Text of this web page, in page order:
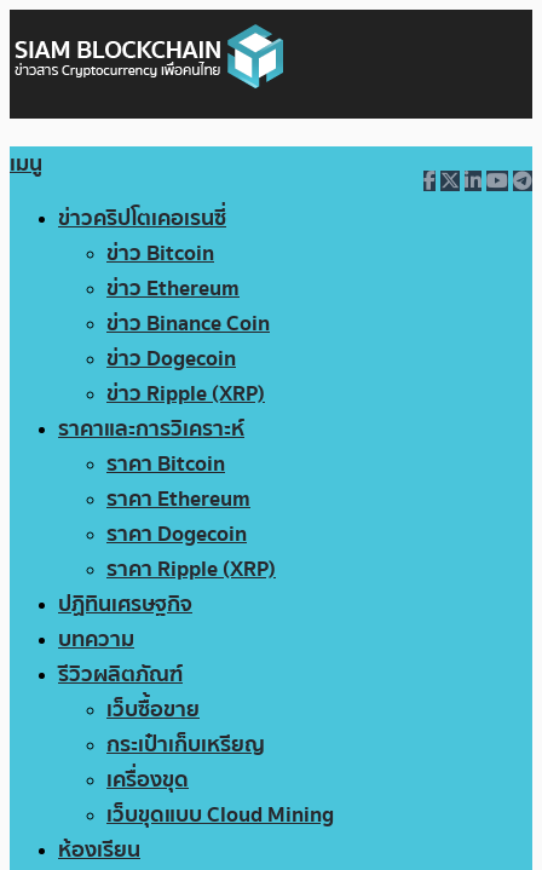
เมนู
ข่าวคริปโตเคอเรนซี่
ข่าว Bitcoin
ข่าว Ethereum
ข่าว Binance Coin
ข่าว Dogecoin
ข่าว Ripple (XRP)
ราคาและการวิเคราะห์
ราคา Bitcoin
ราคา Ethereum
ราคา Dogecoin
ราคา Ripple (XRP)
ปฏิทินเศรษฐกิจ
บทความ
รีวิวผลิตภัณฑ์
เว็บซื้อขาย
กระเป๋าเก็บเหรียญ
เครื่องขุด
เว็บขุดแบบ Cloud Mining
ห้องเรียน